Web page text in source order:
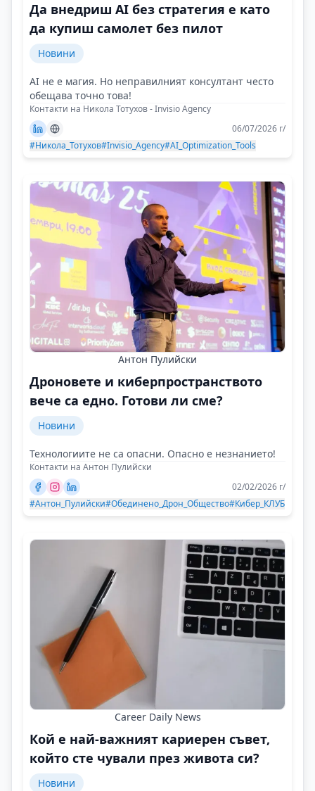
Да внедриш AI без стратегия е като
да купиш самолет без пилот
Новини
AI не е магия. Но неправилният консултант често
обещава точно това!
Контакти на Никола Тотухов - Invisio Agency
06/07/2026 г/
#Никола_Тотухов#Invisio_Agency#AI_Optimization_Tools
Антон Пулийски
Дроновете и киберпространството
вече са едно. Готови ли сме?
Новини
Технологиите не са опасни. Опасно е незнанието!
Контакти на Антон Пулийски
02/02/2026 г/
#Антон_Пулийски#Обединено_Дрон_Общество#Кибер_КЛУБ
Career Daily News
Кой е най-важният кариерен съвет,
който сте чували през живота си?
Новини